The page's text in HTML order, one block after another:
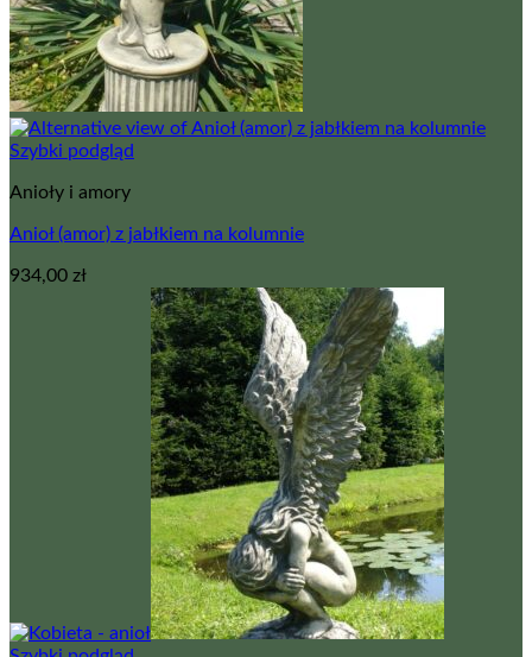
Szybki podgląd
Anioły i amory
Anioł (amor) z jabłkiem na kolumnie
934,00 zł